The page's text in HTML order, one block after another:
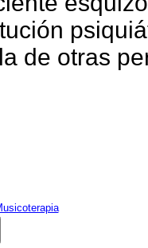
de otras